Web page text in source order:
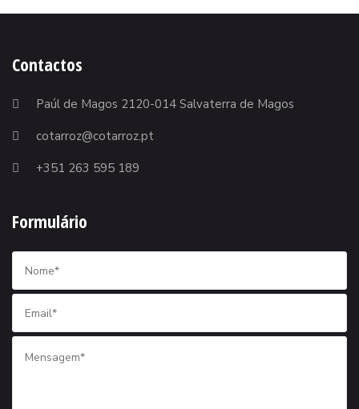
Contactos
Paúl de Magos 2120-014 Salvaterra de Magos
cotarroz@cotarroz.pt
+351 263 595 189
Formulário